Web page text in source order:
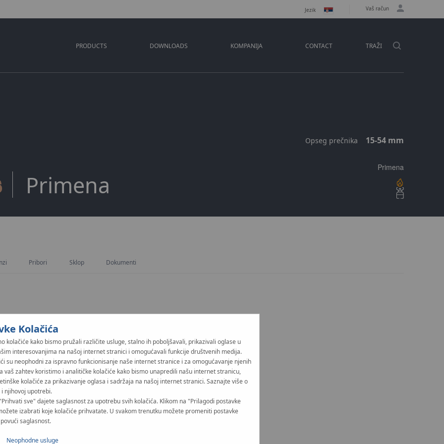
Jezik Vaš račun
PRODUCTS DOWNLOADS KOMPANIJA CONTACT TRAŽI
Primena
Opseg prečnika 15-54 mm
Primena
Pribori Sklop Dokumenti
Zapaljivi gas
Kolačića
kolačiće kako bismo pružali različite usluge, stalno ih poboljšavali, prikazivali oglase u
interesovanjima na našoj internet stranici i omogućavali funkcije društvenih medija.
su neophodni za ispravno funkcionisanje naše internet stranice i za omogućavanje njenih
vaš zahtev koristimo i analitičke kolačiće kako bismo unapredili našu internet stranicu,
kolačiće za prikazivanje oglasa i sadržaja na našoj internet stranici. Saznajte više o
i njihovoj upotrebi.
sve" dajete saglasnost za upotrebu svih kolačića. Klikom na "Prilagodi postavke
izabrati koje kolačiće prihvatate. U svakom trenutku možete promeniti postavke
saglasnost.
Neophodne usluge